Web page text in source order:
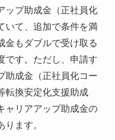
ップ助成金（正社員化
いて、追加で条件を満
金もダブルで受け取る
です。ただし、申請す
助成金（正社員化コー
転換安定化支援助成
ャリアアップ助成金の
ます。